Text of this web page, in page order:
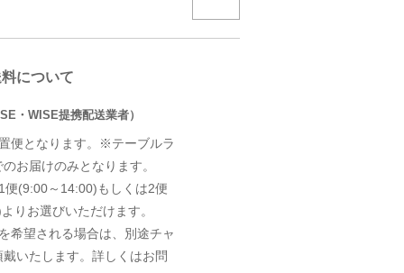
について
・WISE提携配送業者）
便となります。※テーブルラ
お届けのみとなります。
便(9:00～14:00)もしくは2便
りお選びいただけます。
希望される場合は、別途チャ
いたします。詳しくはお問